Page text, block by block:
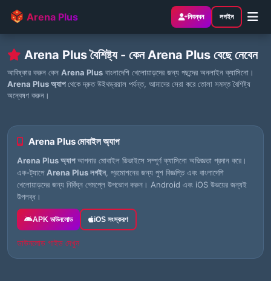
Arena Plus নিবন্ধন লগইন
Arena Plus বৈশিষ্ট্য - কেন Arena Plus বেছে নেবেন
আবিষ্কার করুন কেন Arena Plus বাংলাদেশি খেলোয়াড়দের জন্য পছন্দের অনলাইন ক্যাসিনো।
Arena Plus অ্যাপথেকে দ্রুত উইথড্রয়াল পর্যন্ত, আমাদের সেরা করে তোলা সমস্ত বৈশিষ্ট্য
অন্বেষণ করুন।
Arena Plus মোবাইল অ্যাপ
Arena Plus অ্যাপআপনার মোবাইল ডিভাইসে সম্পূর্ণ ক্যাসিনো অভিজ্ঞতা প্রদান করে।
এক-ট্যাপে Arena Plus লগইন, প্রমোশনের জন্য পুশ বিজ্ঞপ্তি এবং বাংলাদেশি
খেলোয়াড়দের জন্য নির্বিঘ্ন গেমপ্লে উপভোগ করুন। Android এবং iOS উভয়ের জন্যই
উপলব্ধ।
APK ডাউনলোড iOS সংস্করণ
ডাউনলোড গাইড দেখুন